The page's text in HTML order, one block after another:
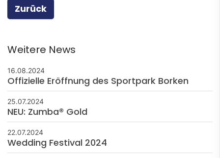
Zurück
Weitere News
16.08.2024
Offizielle Eröffnung des Sportpark Borken
25.07.2024
NEU: Zumba® Gold
22.07.2024
Wedding Festival 2024